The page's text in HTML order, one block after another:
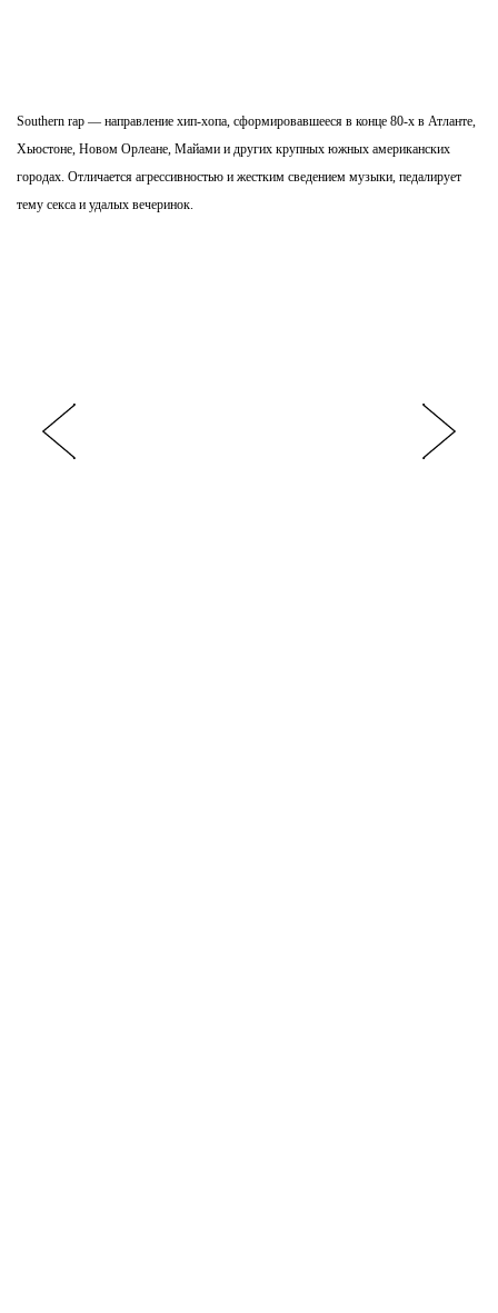
Southern rap — направление хип-хопа, сформировавшееся в конце 80-х в Атланте,
Хьюстоне, Новом Орлеане, Майами и других крупных южных американских
городах. Отличается агрессивностью и жестким сведением музыки, педалирует
тему секса и удалых вечеринок.